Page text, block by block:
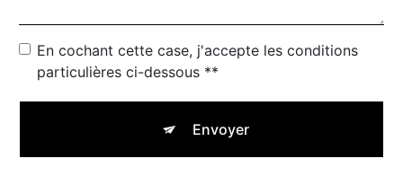
En cochant cette case, j'accepte les conditions
particulières ci-dessous **
Envoyer